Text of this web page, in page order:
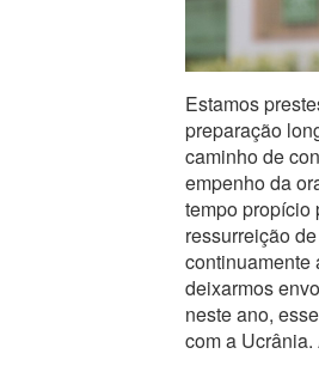
Estamos
preparação
caminho de
empenho da
tempo propício
ressurreição
continuamente
deixarmos
neste ano,
com a